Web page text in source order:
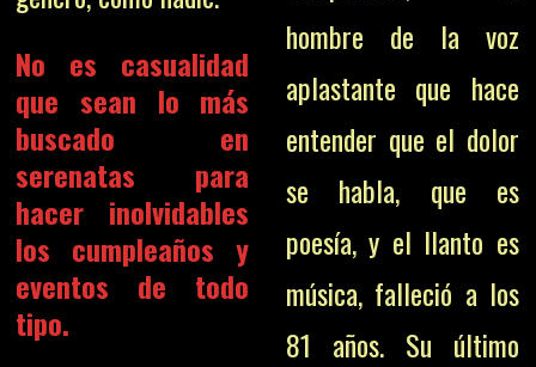
No es casualidad
que sean lo más
buscado en
serenatas para
hacer inolvidables
los cumpleaños y
eventos de todo
tipo.
hombre de la voz
aplastante que hace
entender que el dolor
se habla, que es
poesía, y el llanto es
música, falleció a los
81 años. Su último